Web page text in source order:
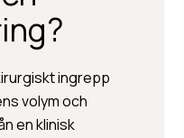
ingrepp
volym och
en klinisk